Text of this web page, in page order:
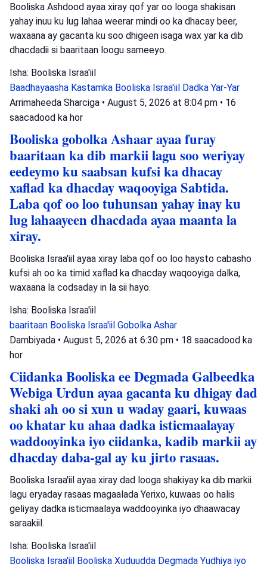
Booliska Ashdood ayaa xiray qof yar oo looga shakisan
yahay inuu ku lug lahaa weerar mindi oo ka dhacay beer,
waxaana ay gacanta ku soo dhigeen isaga wax yar ka dib
dhacdadii si baaritaan loogu sameeyo.
Isha: Booliska Israa'iil
Baadhayaasha Kastamka Booliska Israa'iil Dadka Yar-Yar
Arrimaheeda Sharciga • August 5, 2026 at 8:04 pm • 16
saacadood ka hor
Booliska gobolka Ashaar ayaa furay
baaritaan ka dib markii lagu soo weriyay
eedeymo ku saabsan kufsi ka dhacay
xaflad ka dhacday waqooyiga Sabtida.
Laba qof oo loo tuhunsan yahay inay ku
lug lahaayeen dhacdada ayaa maanta la
xiray.
Booliska Israa'iil ayaa xiray laba qof oo loo haysto cabasho
kufsi ah oo ka timid xaflad ka dhacday waqooyiga dalka,
waxaana la codsaday in la sii hayo.
Isha: Booliska Israa'iil
baaritaan Booliska Israa'iil Gobolka Ashar
Dambiyada • August 5, 2026 at 6:30 pm • 18 saacadood ka
hor
Ciidanka Booliska ee Degmada Galbeedka
Webiga Urdun ayaa gacanta ku dhigay dad
shaki ah oo si xun u waday gaari, kuwaas
oo khatar ku ahaa dadka isticmaalayay
waddooyinka iyo ciidanka, kadib markii ay
dhacday daba-gal ay ku jirto rasaas.
Booliska Israa'iil ayaa xiray dad looga shakiyay ka dib markii
lagu eryaday rasaas magaalada Yerixo, kuwaas oo halis
geliyay dadka isticmaalaya waddooyinka iyo dhaawacay
saraakiil.
Isha: Booliska Israa'iil
Booliska Israa'iil Booliska Xuduudda Degmada Yudhiya iyo